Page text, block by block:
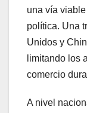
una vía
política. Una
Unidos y
limitando los
comercio
A nivel